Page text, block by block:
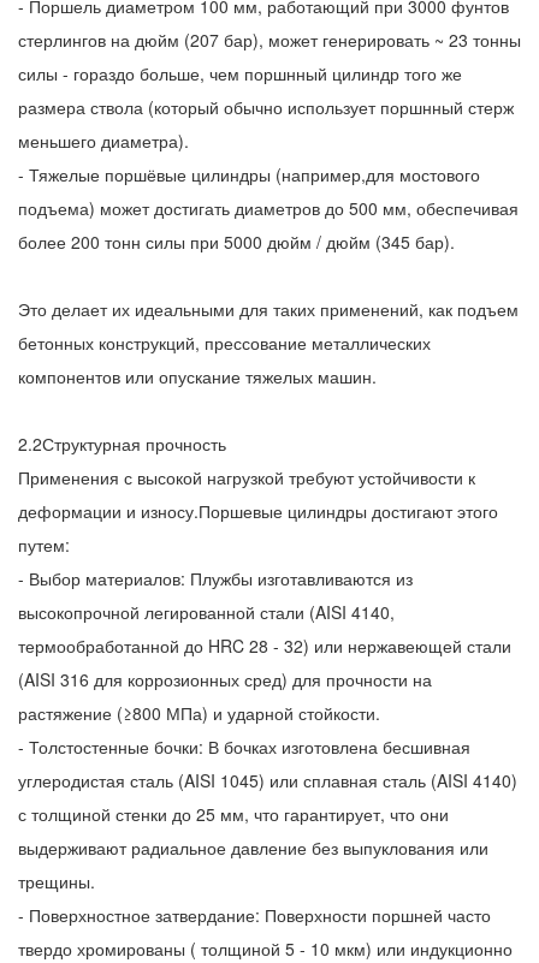
- Поршель диаметром 100 мм, работающий при 3000 фунтов
стерлингов на дюйм (207 бар), может генерировать ~ 23 тонны
силы - гораздо больше, чем поршнный цилиндр того же
размера ствола (который обычно использует поршнный стерж
меньшего диаметра).
- Тяжелые поршёвые цилиндры (например,для мостового
подъема) может достигать диаметров до 500 мм, обеспечивая
более 200 тонн силы при 5000 дюйм / дюйм (345 бар).
Это делает их идеальными для таких применений, как подъем
бетонных конструкций, прессование металлических
компонентов или опускание тяжелых машин.
2.2Структурная прочность
Применения с высокой нагрузкой требуют устойчивости к
деформации и износу.Поршевые цилиндры достигают этого
путем:
- Выбор материалов: Плужбы изготавливаются из
высокопрочной легированной стали (AISI 4140,
термообработанной до HRC 28 - 32) или нержавеющей стали
(AISI 316 для коррозионных сред) для прочности на
растяжение (≥800 МПа) и ударной стойкости.
- Толстостенные бочки: В бочках изготовлена бесшивная
углеродистая сталь (AISI 1045) или сплавная сталь (AISI 4140)
с толщиной стенки до 25 мм, что гарантирует, что они
выдерживают радиальное давление без выпуклования или
трещины.
- Поверхностное затвердание: Поверхности поршней часто
твердо хромированы ( толщиной 5 - 10 мкм) или индукционно